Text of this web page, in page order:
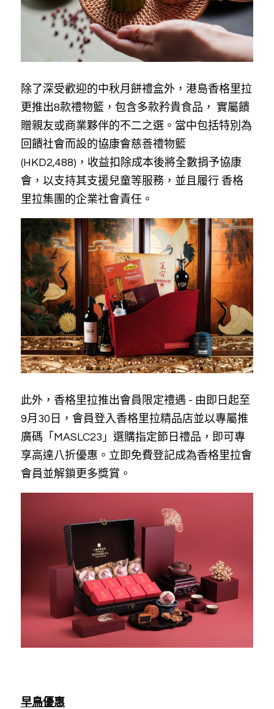
除了深受歡迎的中秋月餅禮盒外，港島香格里拉
更推出8款禮物籃，包含多款矜貴食品， 實屬饋
贈親友或商業夥伴的不二之選。當中包括特別為
回饋社會而設的協康會慈善禮物籃
(HKD2,488)，收益扣除成本後將全數捐予協康
會，以支持其支援兒童等服務，並且履行 香格
里拉集團的企業社會責任。
此外，香格里拉推出會員限定禮遇 - 由即日起至
9月30日，會員登入香格里拉精品店並以專屬推
廣碼「MASLC23」選購指定節日禮品，即可專
享高達八折優惠。立即免費登記成為香格里拉會
會員並解鎖更多獎賞。
早鳥優惠